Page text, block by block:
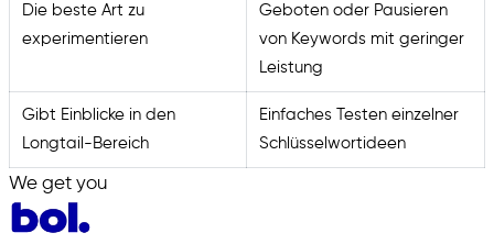
Die beste Art zu
experimentieren
Geboten oder Pausieren
von Keywords mit geringer
Leistung
Gibt Einblicke in den
Longtail-Bereich
Einfaches Testen einzelner
Schlüsselwortideen
We get you